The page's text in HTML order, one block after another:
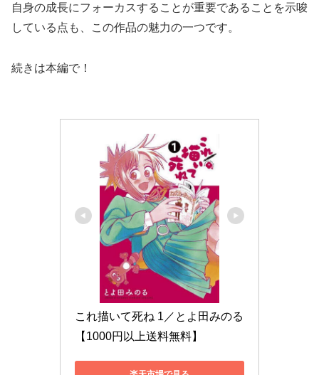
自身の成長にフォーカスすることが重要であることを示唆
している点も、この作品の魅力の一つです。
続きは本編で！
これ描いて死ね 1／とよ田みのる
【1000円以上送料無料】